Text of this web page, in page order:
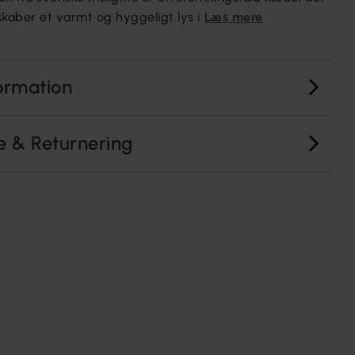
et varmt og hyggeligt lys i Læs mere
& Returnering